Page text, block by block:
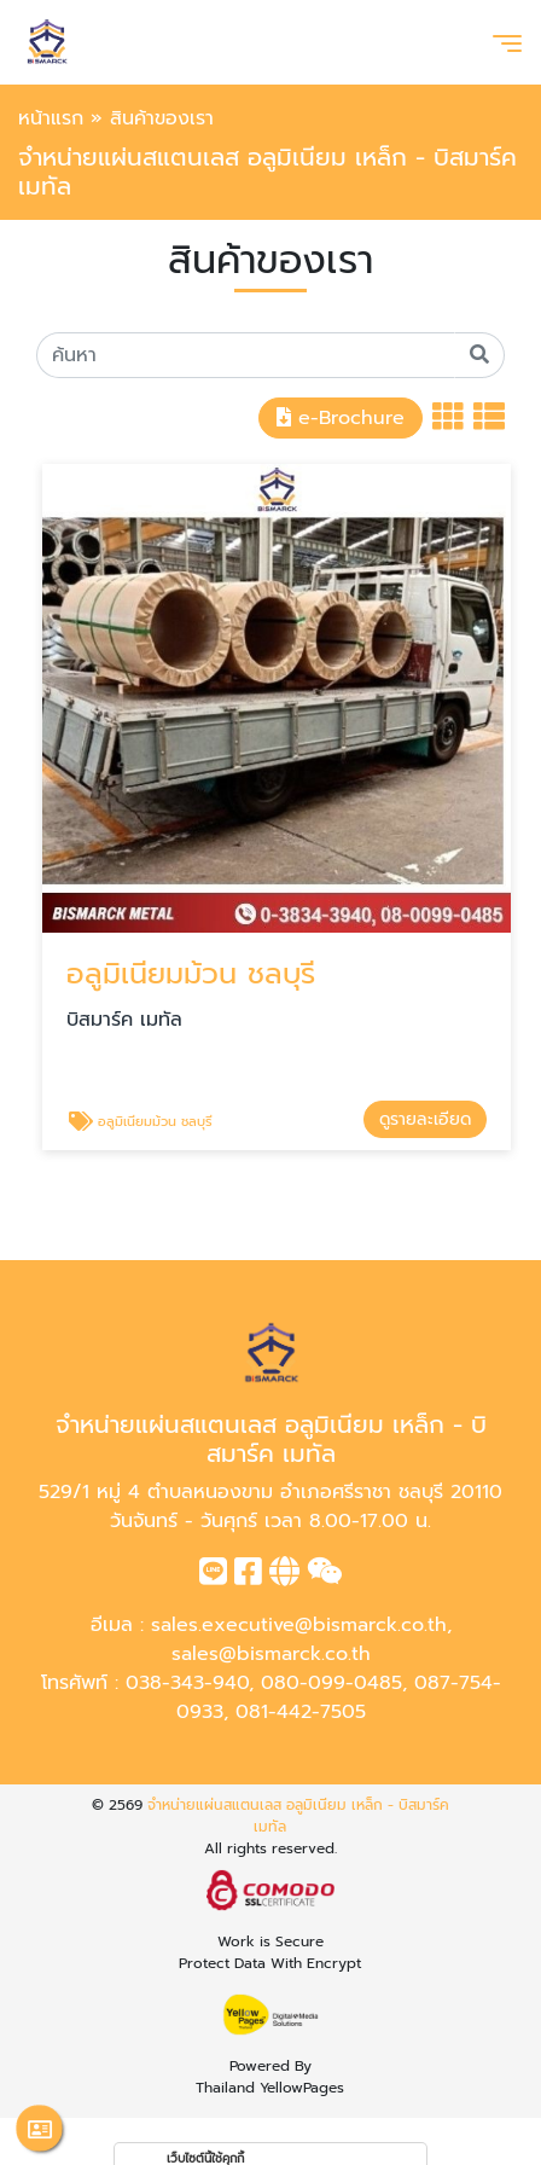
หน้าแรก » สินค้าของเรา
จำหน่ายแผ่นสแตนเลส อลูมิเนียม เหล็ก - บิสมาร์ค
เมทัล
สินค้าของเรา
e-Brochure
อลูมิเนียมม้วน ชลบุรี
บิสมาร์ค เมทัล
อลูมิเนียมม้วน ชลบุรี ดูรายละเอียด
จำหน่ายแผ่นสแตนเลส อลูมิเนียม เหล็ก - บิ
สมาร์ค เมทัล
529/1 หมู่ 4 ตำบลหนองขาม อำเภอศรีราชา ชลบุรี 20110
วันจันทร์ - วันศุกร์ เวลา 8.00-17.00 น.
อีเมล : sales.executive@bismarck.co.th,
sales@bismarck.co.th
โทรศัพท์ : 038-343-940, 080-099-0485, 087-754-
0933, 081-442-7505
© 2569 จำหน่ายแผ่นสแตนเลส อลูมิเนียม เหล็ก - บิสมาร์ค
เมทัล
All rights reserved.
Work is Secure
Protect Data With Encrypt
Powered By
Thailand YellowPages
เว็บไซต์นี้ใช้คุกกี้